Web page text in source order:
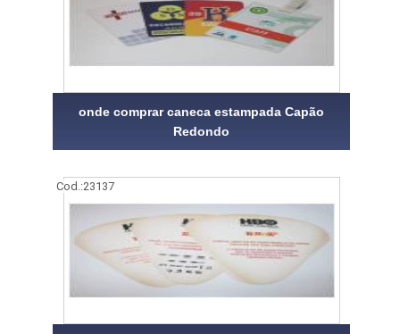
onde comprar caneca estampada Capão
Redondo
Cod.:23137